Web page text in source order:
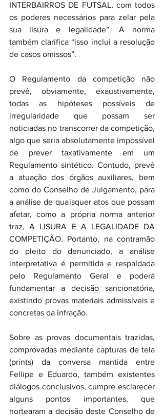
INTERBAIRROS DE FUTSAL, com todos
os poderes necessários para zelar pela
sua lisura e legalidade”. A norma
também clarifica “isso inclui a resolução
de casos omissos”.
O Regulamento da competição não
prevê, obviamente, exaustivamente,
todas as hipóteses possíveis de
irregularidade que possam ser
noticiadas no transcorrer da competição,
algo que seria absolutamente impossível
de prever taxativamente em um
Regulamento sintético. Contudo, prevê
a atuação dos órgãos auxiliares, bem
como do Conselho de Julgamento, para
a análise de quaisquer atos que possam
afetar, como a própria norma anterior
traz, A LISURA E A LEGALIDADE DA
COMPETIÇÃO. Portanto, na contramão
do pleito do denunciado, a análise
interpretativa é permitida e respaldada
pelo Regulamento Geral e poderá
fundamentar a decisão sancionatória,
existindo provas materiais admissíveis e
concretas da infração.
Sobre as provas documentais trazidas,
comprovadas mediante capturas de tela
(prints) da conversa mantida entre
Fellipe e Eduardo, também existentes
diálogos conclusivos, cumpre esclarecer
alguns pontos importantes, que
nortearam a decisão deste Conselho de